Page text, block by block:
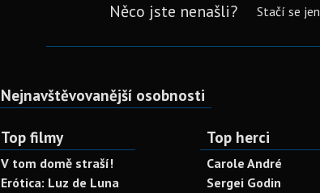
Něco jste nenašli? Stačí se jen
Nejnavštěvovanější osobnosti
Top filmy
V tom domě straší!
Erótica: Luz de Luna
Top herci
Carole André
Sergei Godin